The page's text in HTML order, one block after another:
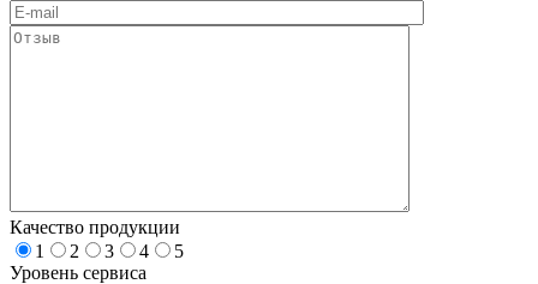
Качество продукции
1
2 3 4
5
Уровень сервиса